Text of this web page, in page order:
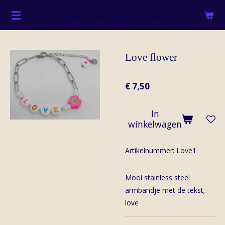
Ga
hoofdinhoud
Love flower
€ 7,50
In
winkelwagen
Artikelnummer: Love1
Mooi stainless steel
armbandje met de tekst;
love